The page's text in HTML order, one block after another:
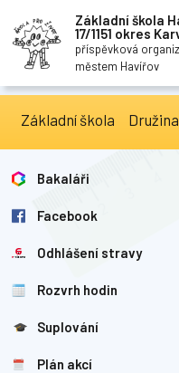
Základní škola
17/1151 okres
příspěvková
městem Havířov
Základní škola Družina
Bakaláři
Facebook
Odhlášení stravy
Rozvrh hodin
Suplování
Plán akcí